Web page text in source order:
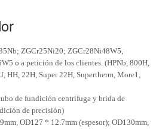
ZGCr25Ni20; ZGCr28Ni48W5,
o a petición de los clientes. (HPNb, 800H,
HH, 22H, Super 22H, Supertherm, More1,
de fundición centrífuga y brida de
de precisión)
OD127 * 12.7mm (espesor); OD130mm,